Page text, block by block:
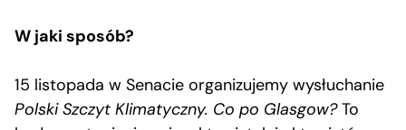
W jaki sposób?
15 listopada w Senacie organizujemy wysłuchanie
Polski Szczyt Klimatyczny. Co po Glasgow?To